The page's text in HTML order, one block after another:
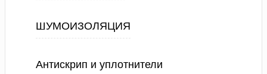
ШУМОИЗОЛЯЦИЯ
Антискрип и уплотнители